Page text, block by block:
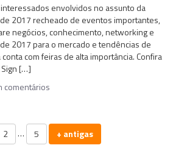
envolvidos no assunto da
2017 recheado de eventos importantes,
negócios, conhecimento, networking e
2017 para o mercado e tendências de
com feiras de alta importância. Confira
Sign […]
comentários
2 … 5 + antigas